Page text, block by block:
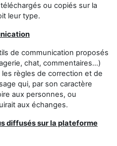
ou copiés sur la
leur type.
de communication proposés
chat, commentaires...)
règles de correction et de
qui, par son caractère
aux personnes, ou
aux échanges.
diffusés sur la plateforme